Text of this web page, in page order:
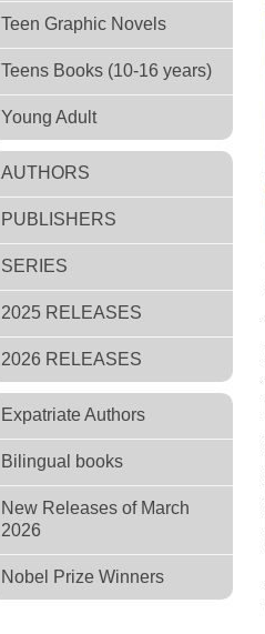
Teen Graphic Novels
Teens Books (10-16 years)
Young Adult
AUTHORS
PUBLISHERS
SERIES
2025 RELEASES
2026 RELEASES
Expatriate Authors
Bilingual books
New Releases of March
2026
Nobel Prize Winners